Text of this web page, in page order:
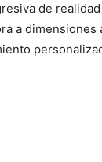
de
a dimensiones